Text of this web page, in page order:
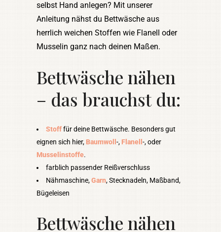
selbst Hand anlegen? Mit unserer
Anleitung nähst du Bettwäsche aus
herrlich weichen Stoffen wie Flanell oder
Musselin ganz nach deinen Maßen.
Bettwäsche nähen
– das brauchst du:
Stofffür deine Bettwäsche. Besonders gut
eignen sich hier, Baumwoll -, Flanell -, oder
Musselinstoffe.
farblich passender Reißverschluss
Nähmaschine,Garn, Stecknadeln, Maßband,
Bügeleisen
Bettwäsche nähen